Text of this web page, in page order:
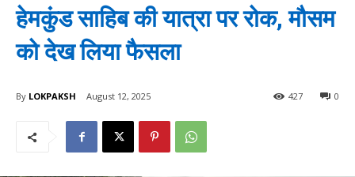
हेमकुंड साहिब की यात्रा पर रोक, मौसम
को देख लिया फैसला
By LOKPAKSH August 12, 2025 0
427